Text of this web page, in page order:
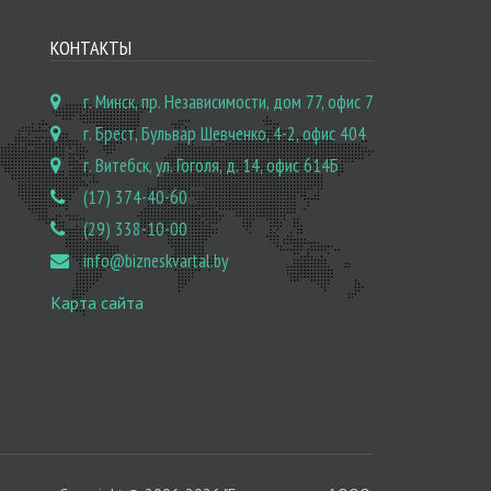
КОНТАКТЫ
г. Минск, пр. Независимости, дом 77, офис 7
г. Брест, Бульвар Шевченко, 4-2, офис 404
г. Витебск, ул. Гоголя, д. 14, офис 614Б
(17) 374-40-60
(29) 338-10-00
info@bizneskvartal.by
Карта сайта